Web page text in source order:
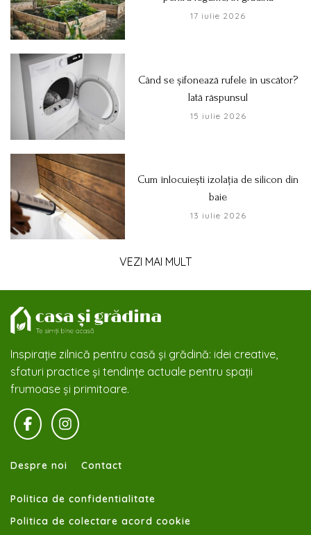
17 iulie 2026
Când se șifonează rufele în uscător?
Iată răspunsul
15 iulie 2026
Cum înlocuiești izolația de silicon din
baie
13 iulie 2026
VEZI MAI MULT
Inspirație zilnică pentru casă și grădină: idei creative,
sfaturi practice și tendințe actuale pentru spații
frumoase și primitoare.
Despre noi Contact
Politica de confidentialitate
Politica de colectare acord cookie